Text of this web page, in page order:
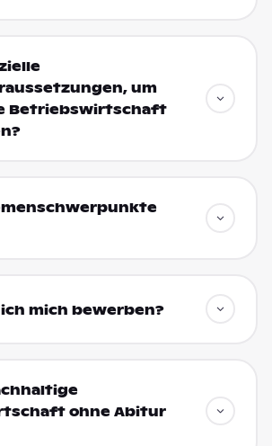
um
Betriebswirtschaft
mich bewerben?
ohne Abitur